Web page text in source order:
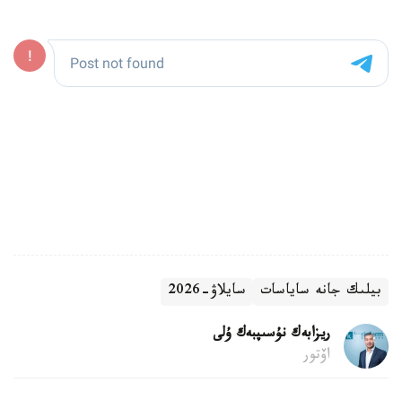
بيلىك جانە ساياسات سايلاۋ-2026
ريزابەك نۇسىپبەك ۇلى
اۆتور